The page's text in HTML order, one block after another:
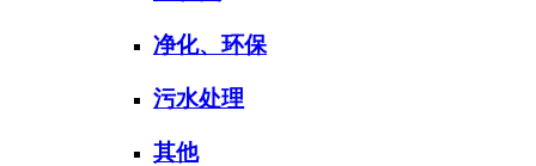
净化、环保
污水处理
其他